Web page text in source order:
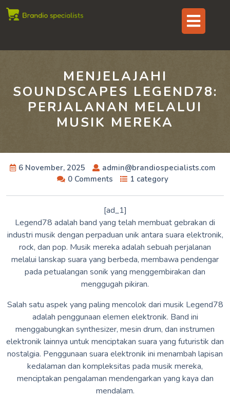
Skip
MENJELAJAHI
SOUNDSCAPES LEGEND78:
PERJALANAN MELALUI
MUSIK MEREKA
6 November, 2025
admin@brandiospecialists.com
0 Comments
1 category
[ad_1]
Legend78 adalah band yang telah membuat gebrakan di
industri musik dengan perpaduan unik antara suara elektronik,
rock, dan pop. Musik mereka adalah sebuah perjalanan
melalui lanskap suara yang berbeda, membawa pendengar
pada petualangan sonik yang menggembirakan dan
menggugah pikiran.
Salah satu aspek yang paling mencolok dari musik Legend78
adalah penggunaan elemen elektronik. Band ini
menggabungkan synthesizer, mesin drum, dan instrumen
elektronik lainnya untuk menciptakan suara yang futuristik dan
nostalgia. Penggunaan suara elektronik ini menambah lapisan
kedalaman dan kompleksitas pada musik mereka,
menciptakan pengalaman mendengarkan yang kaya dan
mendalam.